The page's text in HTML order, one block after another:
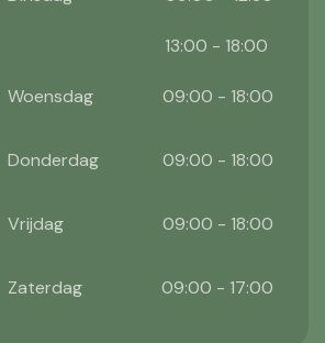
13:00 - 18:00
Woensdag 09:00 - 18:00
Donderdag 09:00 - 18:00
Vrijdag 09:00 - 18:00
Zaterdag 09:00 - 17:00